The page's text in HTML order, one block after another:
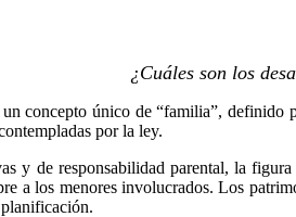
¿Cuáles son los
unconcepto único de “familia”, definido
por la ley.
y de responsabilidad parental, la
a los menores involucrados. Los